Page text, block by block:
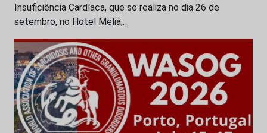
Insuficiência Cardíaca, que se realiza no dia 26 de
setembro, no Hotel Meliá,…